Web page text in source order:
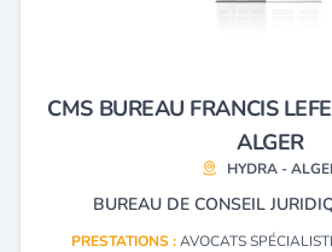
CMS BUREAU FRANCIS
ALGER
HYDRA -
BUREAU DE CONSEIL
PRESTATIONS :AVOCATS